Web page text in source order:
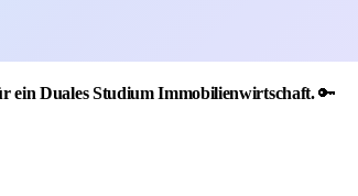
ein Duales Studium Immobilienwirtschaft.🔑